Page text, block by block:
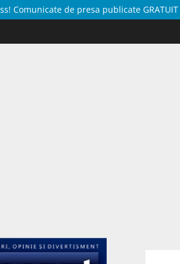
Comunicate de presa publicate